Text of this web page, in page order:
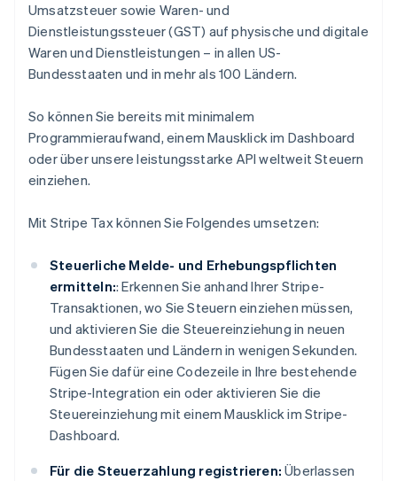
Umsatzsteuer sowie Waren- und
Dienstleistungssteuer (GST) auf physische und digitale
Waren und Dienstleistungen – in allen US-
Bundesstaaten und in mehr als 100 Ländern.
So können Sie bereits mit minimalem
Programmieraufwand, einem Mausklick im Dashboard
oder über unsere leistungsstarke API weltweit Steuern
einziehen.
Mit Stripe Tax können Sie Folgendes umsetzen:
Steuerliche Melde- und Erhebungspflichten
ermitteln:: Erkennen Sie anhand Ihrer Stripe-
Transaktionen, wo Sie Steuern einziehen müssen,
und aktivieren Sie die Steuereinziehung in neuen
Bundesstaaten und Ländern in wenigen Sekunden.
Fügen Sie dafür eine Codezeile in Ihre bestehende
Stripe-Integration ein oder aktivieren Sie die
Steuereinziehung mit einem Mausklick im Stripe-
Dashboard.
Für die Steuerzahlung registrieren: Überlassen